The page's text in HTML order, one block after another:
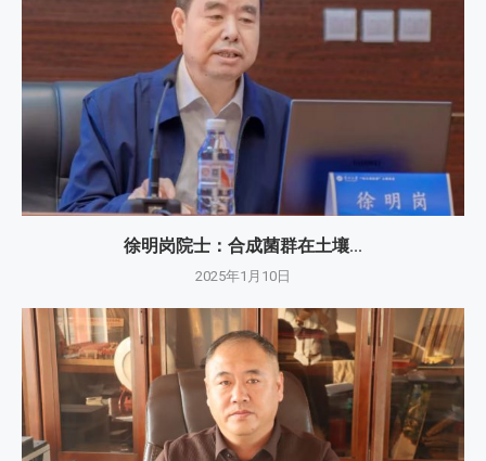
徐明岗院士：​合成菌群在土壤...
2025年1月10日